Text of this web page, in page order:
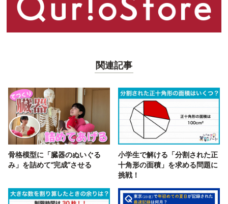
関連記事
骨格模型に「臓器のぬいぐる
み」を詰めて“完成”させる
小学生で解ける「分割された正
十角形の面積」を求める問題に
挑戦！